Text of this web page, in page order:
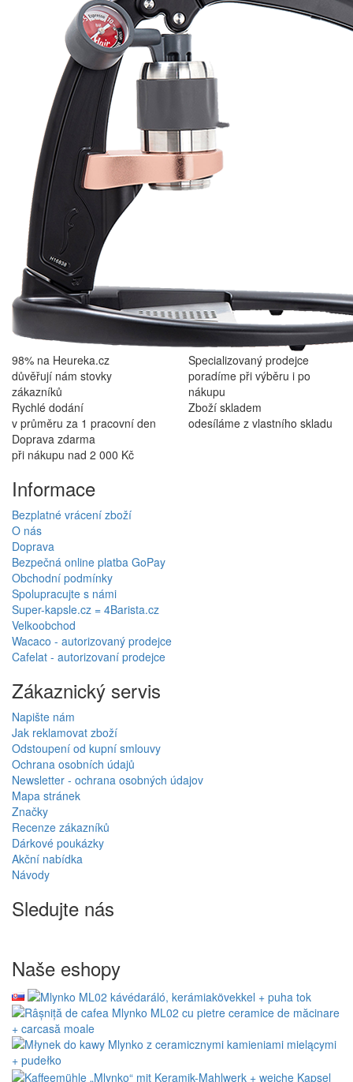
98% na Heureka.cz
důvěřují nám stovky
zákazníků
Specializovaný prodejce
poradíme při výběru i po
nákupu
Rychlé dodání
v průměru za 1 pracovní den
Zboží skladem
odesíláme z vlastního skladu
Doprava zdarma
při nákupu nad 2 000 Kč
Informace
Bezplatné vrácení zboží
O nás
Doprava
Bezpečná online platba GoPay
Obchodní podmínky
Spolupracujte s námi
Super-kapsle.cz = 4Barista.cz
Velkoobchod
Wacaco - autorizovaný prodejce
Cafelat - autorizovaní prodejce
Zákaznický servis
Napište nám
Jak reklamovat zboží
Odstoupení od kupní smlouvy
Ochrana osobních údajů
Newsletter - ochrana osobných údajov
Mapa stránek
Značky
Recenze zákazníků
Dárkové poukázky
Akční nabídka
Návody
Sledujte nás
Naše eshopy